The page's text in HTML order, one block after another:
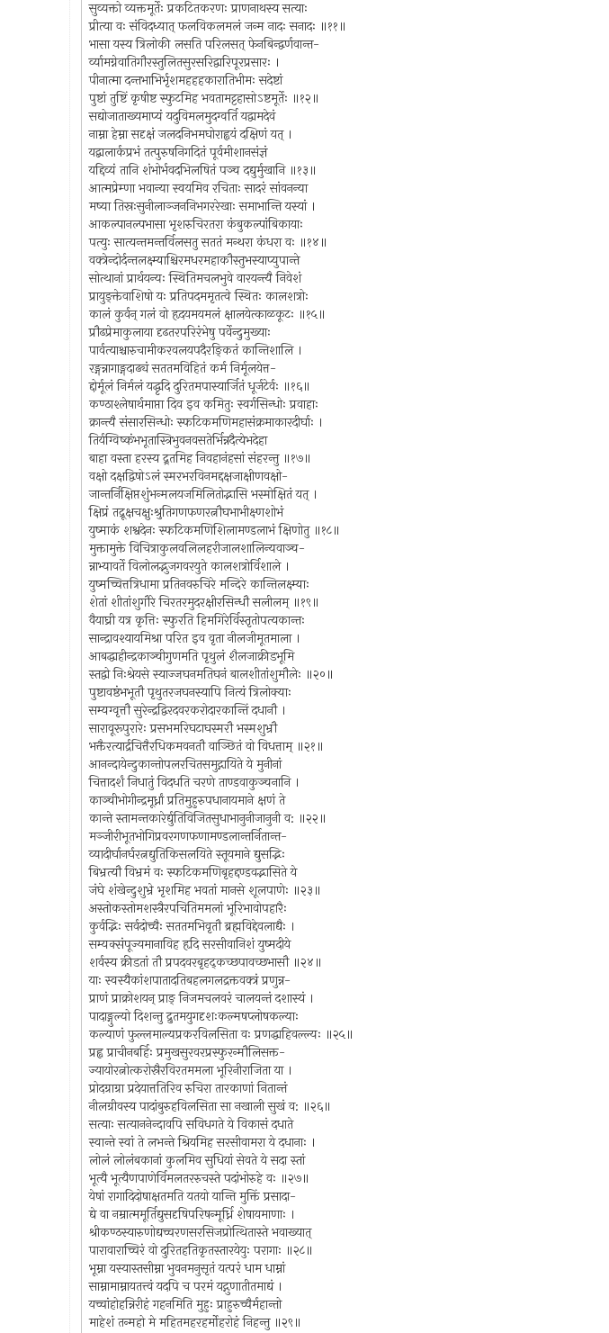
सुव्यक्तो व्यक्तमूर्तेः प्रकटितकरणः प्राणनाथस्य सत्याः
प्रीत्या वः संविदध्यात् फलविकलमलं जन्म नादः सनादः ॥११॥
भासा यस्य त्रिलोकी लसति परिलसत् फेनबिन्द्वर्णवान्त-
र्व्यामग्नेवातिगौरस्तुलितसुरसरिद्वारिपूरप्रसारः ।
पीनात्मा दन्तभाभिर्भृशमहहहकारातिभीमः सदेष्टां
पुष्टां तुष्टिं कृषीष्ट स्फुटमिह भवतामट्टहासोऽष्टमूर्तेः ॥१२॥
सद्योजाताख्यमाप्यं यदुविमलमुदग्वर्ति यद्वामदेवं
नाम्ना हेम्ना सदृक्षं जलदनिभमघोराह्वयं दक्षिणं यत् ।
यद्बालार्कप्रभं तत्पुरुषनिगदितं पूर्वमीशानसंज्ञं
यद्दिव्यं तानि शंभोर्भवदभिलषितं पञ्च दद्युर्मुखानि ॥१३॥
आत्मप्रेम्णा भवान्या स्वयमिव रचिताः सादरं सांवनन्या
मष्या तिस्रःसुनीलाञ्जननिभगररेखाः समाभान्ति यस्यां ।
आकल्पानल्पभासा भृशरुचिरतरा कंबुकल्पांबिकायाः
पत्युः सात्यन्तमन्तर्विलसतु सततं मन्थरा कंधरा वः ॥१४॥
वक्त्रेन्दोर्दन्तलक्ष्म्याश्चिरमधरमहाकौस्तुभस्याप्युपान्ते
सोत्थानां प्रार्थयन्यः स्थितिमचलभुवे वारयन्त्यै निवेशं
प्रायुङ्क्तेवाशिषो यः प्रतिपदममृतत्वे स्थितः कालशत्रोः
कालं कुर्वन् गलं वो हृदयमयमलं क्षालयेत्काळकूटः ॥१५॥
प्रौढप्रेमाकुलाया दृढतरपरिरंभेषु पर्वेन्दुमुख्याः
पार्वत्याश्चारुचामीकरवलयपदैरङ्कितं कान्तिशालि ।
रङ्गन्नागाङ्गदाढ्यं सततमविहितं कर्म निर्मूलयेत्त-
द्दोर्मूलं निर्मलं यद्धृदि दुरितमपास्यार्जितं धूर्जटेर्वः ॥१६॥
कण्ठाश्लेषार्थमाप्ता दिव इव कमितुः स्वर्गसिन्धोः प्रवाहाः
क्रान्त्यै संसारसिन्धोः स्फटिकमणिमहासंक्रमाकारदीर्घाः ।
तिर्यग्विष्कंभभूतास्त्रिभुवनवसतेर्भिन्नदैत्येभदेहा
बाहा वस्ता हरस्य द्र्रतमिह निवहानंहसां संहरन्तु ॥१७॥
वक्षो दक्षद्विषोऽलं स्मरभरविनमद्दक्षजाक्षीणवक्षो-
जान्तर्निक्षिप्तशुंभन्मलयजमिलितोद्भासि भस्मोक्षितं यत् ।
क्षिप्रं तद्रूक्षचक्षुःश्रुतिगणफणरत्नौघभाभीक्ष्णशोभं
युष्माकं शश्वदेनः स्फटिकमणिशिलामण्डलाभं क्षिणोतु ॥१८॥
मुक्तामुक्ते विचित्राकुलवलिलहरीजालशालिन्यवाञ्च-
न्नाभ्यावर्ते विलोलद्भुजगवरयुते कालशत्रोर्विशाले ।
युष्मच्चित्तत्रिधामा प्रतिनवरुचिरे मन्दिरे कान्तिलक्ष्म्याः
शेतां शीतांशुगौरे चिरतरमुदरक्षीरसिन्धौ सलीलम् ॥१९॥
वैयाघ्री यत्र कृत्तिः स्फुरति हिमगिरेर्विस्तृतोपत्यकान्तः
सान्द्रावश्यायमिश्रा परित इव वृता नीलजीमूतमाला ।
आबद्धाहीन्द्रकाञ्चीगुणमति पृथुलं शैलजाक्रीडभूमि
स्तद्वो निःश्रेयसे स्याज्जघनमतिघनं बालशीतांशुमौलेः ॥२०॥
पुष्टावष्ठंभभूतौ पृथुतरजघनस्यापि नित्यं त्रिलोक्याः
सम्यग्वृत्तौ सुरेन्द्रद्विरदवरकरोदारकान्तिं दधानौ ।
सारावूरूपुरारेः प्रसभमरिघटाघस्मरौ भस्मशुभ्रौ
भक्तैरत्यार्द्रचित्तैरधिकमवनतौ वाञ्छितं वो विधत्ताम् ॥२१॥
आनन्दायेन्दुकान्तोपलरचितसमुद्गायिते ये मुनीनां
चित्तादर्शं निधातुं विदधति चरणे ताण्डवाकुञ्चनानि ।
काञ्चीभोगीन्द्रमूर्ध्नां प्रतिमुहुरुपधानायमाने क्षणं ते
कान्ते स्तामन्तकारेर्द्युतिविजितसुधाभानुनीजानुनी व: ॥२२॥
मञ्जीरीभूतभोगिप्रवरगणफणामण्डलान्तर्नितान्त-
व्यादीर्घानर्घरत्नद्युतिकिसलयिते स्तूयमाने द्युसद्भिः
बिभ्रत्यौ विभ्रमं वः स्फटिकमणिबृहद्दण्डवद्भासिते ये
जंघे शंखेन्दुशुभ्रे भृशमिह भवतां मानसे शूलपाणेः ॥२३॥
अस्तोकस्तोमशस्त्रैरपचितिममलां भूरिभावोपहारैः
कुर्वद्भिः सर्वदोच्चैः सततमभिवृतौ ब्रह्मविद्देवलाद्यैः ।
सम्यक्संपूज्यमानाविह हृदि सरसीवानिशं युष्मदीये
शर्वस्य क्रीडतां तौ प्रपदवरबृहद्कच्छपावच्छभासौ ॥२४॥
याः स्वस्यैकांशपातादतिबहलगलद्रक्तवक्त्रं प्रणुन्न-
प्राणं प्राक्रोशयन् प्राङ् निजमचलवरं चालयन्तं दशास्यं ।
पादाङ्गुल्यो दिशन्तु द्रुतमयुगदृशःकल्मषप्लोषकल्याः
कल्याणं फुल्लमाल्यप्रकरविलसिता वः प्रणद्धाहिवल्ल्यः ॥२५॥
प्रह्व प्राचीनबर्हिः प्रमुखसुरवरप्रस्फुरन्मौलिसक्त-
ज्यायोरत्नोत्करोस्रैरविरतममला भूरिनीराजिता या ।
प्रोदग्राग्रा प्रदेयात्ततिरिव रुचिरा तारकाणां नितान्तं
नीलग्रीवस्य पादांबुरुहविलसिता सा नखाली सुखं व: ॥२६॥
सत्याः सत्याननेन्दावपि सविधगते ये विकासं दधाते
स्वान्ते स्वां ते लभन्ते श्रियमिह सरसीवामरा ये दधानाः ।
लोलं लोलंबकानां कुलमिव सुधियां सेवते ये सदा स्तां
भूत्यै भूत्यैणपाणेर्विमलतररुचस्ते पदांभोरुहे वः ॥२७॥
येषां रागादिदोषाक्षतमति यतयो यान्ति मुक्तिं प्रसादा-
द्ये वा नम्रात्ममूर्तिद्युसदृषिपरिषन्मूर्ध्नि शेषायमाणाः ।
श्रीकण्ठस्यारुणोद्यच्चरणसरसिजप्रोत्थितास्ते भवाख्यात्
पारावाराच्चिरं वो दुरितहतिकृतस्तारयेयुः परागाः ॥२८॥
भूम्ना यस्यास्तसीम्ना भुवनमनुसृतं यत्परं धाम धाम्नां
साम्नामाम्नायतत्त्वं यदपि च परमं यद्गुणातीतमाद्यं ।
यच्चांहोहन्निरीहं गहनमिति मुहुः प्राहुरुच्चैर्महान्तो
माहेशं तन्महो मे महितमहरहर्मोहरोहं निहन्तु ॥२९॥